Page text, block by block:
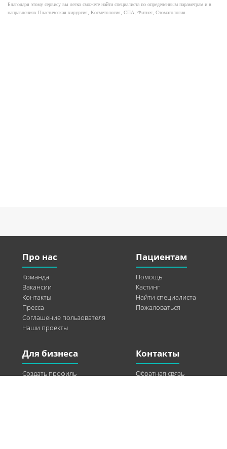
Благодаря этому сервису вы легко сможете найти специалиста по определенным параметрам и в
направлениях Пластическая хирургия, Косметология, СПА, Фитнес, Стоматология.
Про нас
Команда
Вакансии
Контакты
Пресса
Соглашение пользователя
Наши проекты
Пациентам
Помощь
Кастинг
Найти специалиста
Пожаловаться
Для бизнеса
Создать профиль
Контакты
Обратная связь